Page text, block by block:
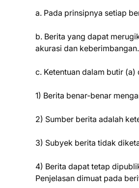
a. Pada prinsipnya setiap
b. Berita yang dapat
akurasi dan keberimbangan.
c. Ketentuan dalam butir
1) Berita benar-benar
2) Sumber berita adalah
3) Subyek berita tidak
4) Berita dapat tetap
Penjelasan dimuat pada